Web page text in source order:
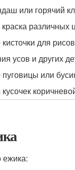
или горячий
различных
для
усов и других
или
ежика: